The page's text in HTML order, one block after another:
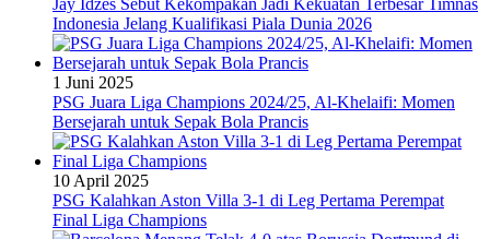
Indonesia Jelang Kualifikasi Piala Dunia 2026
1 Juni 2025
PSG Juara Liga Champions 2024/25, Al-Khelaifi: Momen
Bersejarah untuk Sepak Bola Prancis
10 April 2025
PSG Kalahkan Aston Villa 3-1 di Leg Pertama Perempat
Final Liga Champions